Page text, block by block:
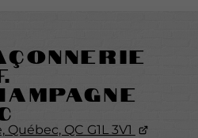
Québec, QC G1L 3V1